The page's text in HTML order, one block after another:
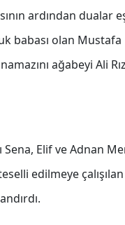
ardından dualar
babası olan
namazını ağabeyi Ali
Elif ve Adnan
edilmeye